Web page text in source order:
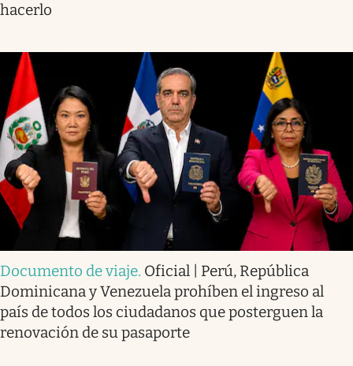
hacerlo
Documento de viaje. Oficial | Perú, República
Dominicana y Venezuela prohíben el ingreso al
país de todos los ciudadanos que posterguen la
renovación de su pasaporte